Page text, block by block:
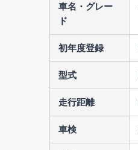
車名・グレー
ド
初年度登録
型式
走行距離
車検